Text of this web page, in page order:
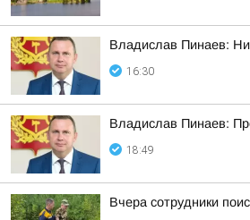
Владислав Пинаев:
16:30
Владислав Пинаев:
18:49
Вчера сотрудники